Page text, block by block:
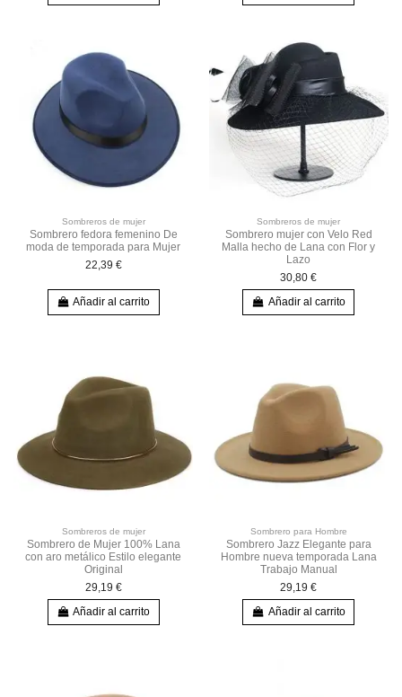
Sombreros de mujer
Sombrero fedora femenino De
moda de temporada para Mujer
22,39 €
Añadir al carrito
Sombreros de mujer
Sombrero mujer con Velo Red
Malla hecho de Lana con Flor y
Lazo
30,80 €
Añadir al carrito
Sombreros de mujer
Sombrero de Mujer 100% Lana
con aro metálico Estilo elegante
Original
29,19 €
Añadir al carrito
Sombrero para Hombre
Sombrero Jazz Elegante para
Hombre nueva temporada Lana
Trabajo Manual
29,19 €
Añadir al carrito